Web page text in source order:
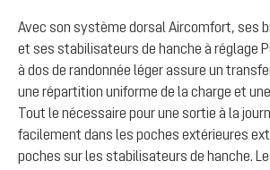
Avec son système dorsal Aircomfort, ses
et ses stabilisateurs de hanche à réglage
à dos de randonnée léger assure un
une répartition uniforme de la charge et
Tout le nécessaire pour une sortie à la
facilement dans les poches extérieures
poches sur les stabilisateurs de hanche.